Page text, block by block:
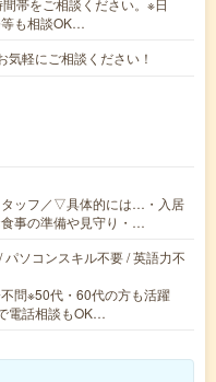
帯をご相談ください。※日
も相談OK…
軽にご相談ください！
タッフ／▽具体的には…・入居
事の準備や見守り・…
ソコンスキル不要 / 英語力不
問※50代・60代の方も活躍
電話相談もOK…